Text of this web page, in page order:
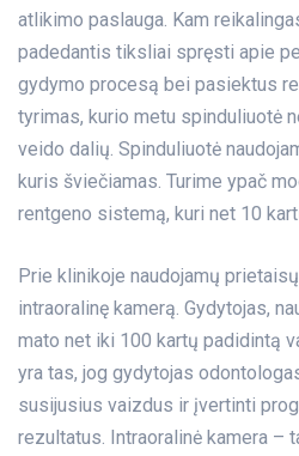
atlikimo paslauga. Kam
padedantis tiksliai spręsti apie
gydymo procesą bei pasiektus
tyrimas, kurio metu spinduliuotė
veido dalių. Spinduliuotė
kuris šviečiamas. Turime ypač
rentgeno sistemą, kuri net 10
Prie klinikoje naudojamų
intraoralinę kamerą. Gydytojas,
mato net iki 100 kartų padidintą
yra tas, jog gydytojas
susijusius vaizdus ir įvertinti
rezultatus. Intraoralinė kamera –